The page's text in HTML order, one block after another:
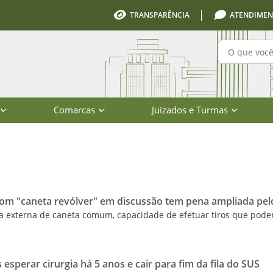
TRANSPARÊNCIA
Comarcas Juizados e Turmas
Santa Catarina
"caneta revólver" em discussão tem pena ampliada
externa de caneta comum, capacidade de efetuar tiros que
cirurgia há 5 anos e cair para fim da fila do SUS